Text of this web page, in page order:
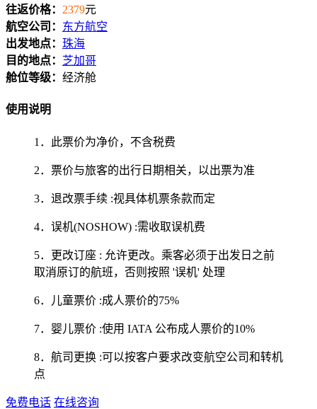
往返价格： 2379元
航空公司： 东方航空
出发地点： 珠海
目的地点： 芝加哥
舱位等级： 经济舱
使用说明
1．此票价为净价，不含税费
2．票价与旅客的出行日期相关，以出票为准
3．退改票手续 :视具体机票条款而定
4．误机(NOSHOW) :需收取误机费
5．更改订座 : 允许更改。乘客必须于出发日之前
取消原订的航班，否则按照 '误机' 处理
6．儿童票价 :成人票价的75%
7．婴儿票价 :使用 IATA 公布成人票价的10%
8．航司更换 :可以按客户要求改变航空公司和转机
点
免费电话 在线咨询